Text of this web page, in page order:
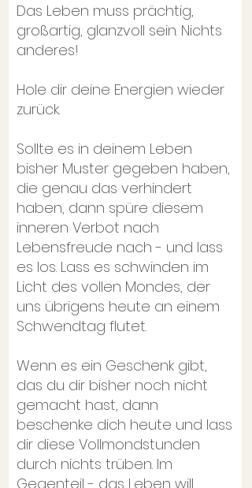
Das Leben muss prächtig,
großartig, glanzvoll sein. Nichts
anderes!
Hole dir deine Energien wieder
zurück.
Sollte es in deinem Leben
bisher Muster gegeben haben,
die genau das verhindert
haben, dann spüre diesem
inneren Verbot nach
Lebensfreude nach - und lass
es los. Lass es schwinden im
Licht des vollen Mondes, der
uns übrigens heute an einem
Schwendtag flutet.
Wenn es ein Geschenk gibt,
das du dir bisher noch nicht
gemacht hast, dann
beschenke dich heute und lass
dir diese Vollmondstunden
durch nichts trüben. Im
Gegenteil - das Leben will